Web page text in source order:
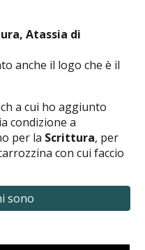
Atassia di
anche il logo che è il
a cui ho aggiunto
condizione a
per la Scrittura, per
con cui faccio
sono